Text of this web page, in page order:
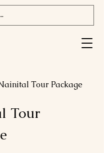
Tour Package
Tour